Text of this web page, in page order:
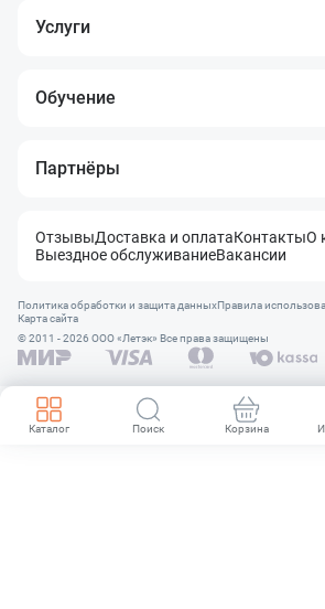
Услуги
Обучение
Партнёры
ОтзывыДоставка и оплатаКонтактыО
Выездное обслуживаниеВакансии
© 2011 - 2026 OOO «Летэк» Все права защищены
Политика обработки и защита данныхПравила
Карта сайта
Каталог Поиск Корзина